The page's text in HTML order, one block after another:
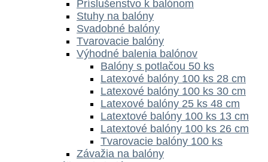
Príslušenstvo k balónom
Stuhy na balóny
Svadobné balóny
Tvarovacie balóny
Výhodné balenia balónov
Balóny s potlačou 50 ks
Latexové balóny 100 ks 28 cm
Latexové balóny 100 ks 30 cm
Latexové balóny 25 ks 48 cm
Latextové balóny 100 ks 13 cm
Latextové balóny 100 ks 26 cm
Tvarovacie balóny 100 ks
Závažia na balóny